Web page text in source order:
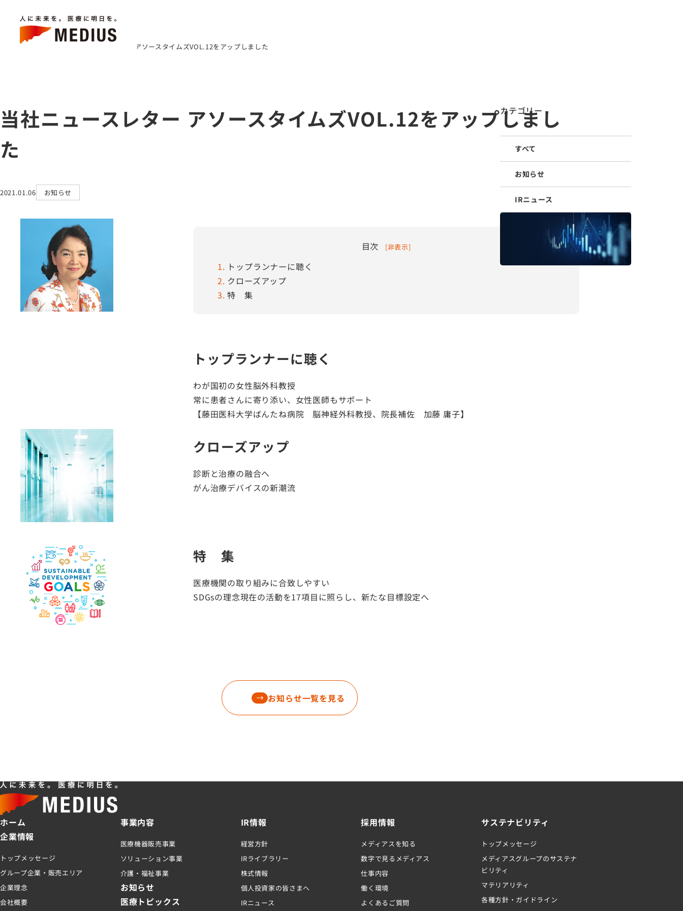
キーワードから検索
事業内容
お知らせ
医療トピックス
医療関係者の皆様へ
お問い合わせ
IR情報
サステナビリティ
ASOURCE DATABASE
ホーム 当社ニュースレター アソースタイムズVOL.12をアップしました
当社ニュースレター アソースタイムズVOL.12をアップしまし
た
2021.01.06 お知らせ
目次 [非表示]
1
トップランナーに聴く
2 クローズアップ
3 特 集
トップランナーに聴く
わが国初の女性脳外科教授
常に患者さんに寄り添い、女性医師もサポート
【藤田医科大学ばんたね病院 脳神経外科教授、院長補佐 加藤 庸子】
クローズアップ
診断と治療の融合へ
がん治療デバイスの新潮流
特 集
医療機関の取り組みに合致しやすい
SDGsの理念現在の活動を17項目に照らし、新たな目標設定へ
お知らせ一覧を見る
カテゴリー
すべて
お知らせ
IRニュース
ホーム
企業情報
トップメッセージ
グループ企業・販売エリア
企業理念
会社概要
事業内容
医療機器販売事業
ソリューション事業
介護・福祉事業
お知らせ
医療トピックス
IR情報
経営方針
IRライブラリー
株式情報
個人投資家の皆さまへ
IRニュース
採用情報
メディアスを知る
数字で見るメディアス
仕事内容
働く環境
よくあるご質問
サステナビリティ
トップメッセージ
メディアスグループのサステナ
ビリティ
マテリアリティ
各種方針・ガイドライン